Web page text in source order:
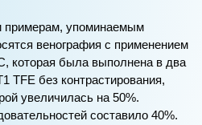
примерам, упоминаемым
венография с применением
которая была выполнена в два
TFE без контрастирования,
увеличилась на 50%.
составило 40%.